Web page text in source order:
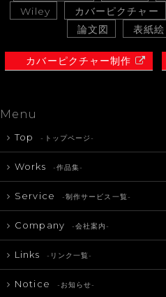
Wiley
カバーピクチャー
論文図
表紙絵
カバーピクチャー制作
Menu
Top -トップページ-
Works -作品集-
Service -制作サービス一覧-
Company -会社案内-
Links -リンク一覧-
Notice -お知らせ-